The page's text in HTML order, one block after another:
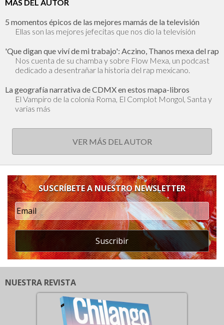
MÁS DEL AUTOR
5 momentos épicos de las mejores mamás de la televisión
Ellas son las mejores jefecitas que nos dio la televisión
'Que digan que viví de mi trabajo': Aczino, Thanos mexa del rap
Nos cuenta de su chamba y sobre Flow Mexa, un podcast
dedicado a desentrañar la historia del rap mexicano.
La geografía narrativa de CDMX en estos mapa-libros
El Vampiro de la colonia Roma, El Complot Mongol, Santa y
varias más
VER MÁS DEL AUTOR
SUSCRÍBETE A NUESTRO NEWSLETTER
Suscribir
NUESTRA REVISTA